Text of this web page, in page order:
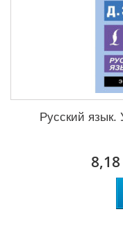
Русский язык.